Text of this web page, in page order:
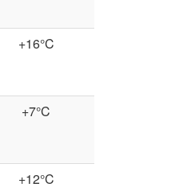
+16°C
+7°C
+12°C